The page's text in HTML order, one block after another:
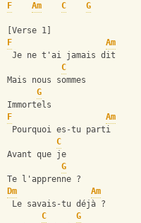
F
Am C G
[Verse 1]
F
Am
Je ne t'ai jamais dit
C
Mais nous sommes
G
Immortels
F
Am
Pourquoi es-tu parti
C
Avant que je
G
Te l'apprenne ?
Dm
Am
Le savais-tu déjà ?
C
G